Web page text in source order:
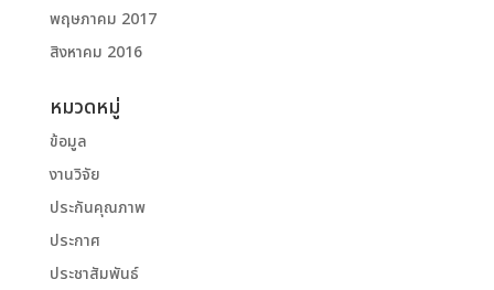
พฤษภาคม 2017
สิงหาคม 2016
หมวดหมู่
ข้อมูล
งานวิจัย
ประกันคุณภาพ
ประกาศ
ประชาสัมพันธ์